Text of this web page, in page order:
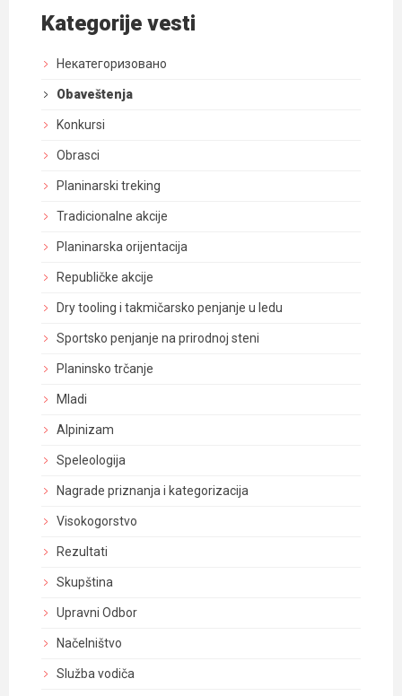
Kategorije vesti
Некатегоризовано
Obaveštenja
Konkursi
Obrasci
Planinarski treking
Tradicionalne akcije
Planinarska orijentacija
Republičke akcije
Dry tooling i takmičarsko penjanje u ledu
Sportsko penjanje na prirodnoj steni
Planinsko trčanje
Mladi
Alpinizam
Speleologija
Nagrade priznanja i kategorizacija
Visokogorstvo
Rezultati
Skupština
Upravni Odbor
Načelništvo
Služba vodiča